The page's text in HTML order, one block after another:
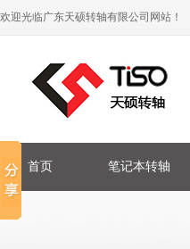
欢迎光临广东天硕转轴有限公司网站！
首页 笔记本转轴